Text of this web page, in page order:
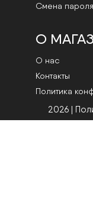
Смена пароля
О
О нас
Контакты
Политика
2026 |